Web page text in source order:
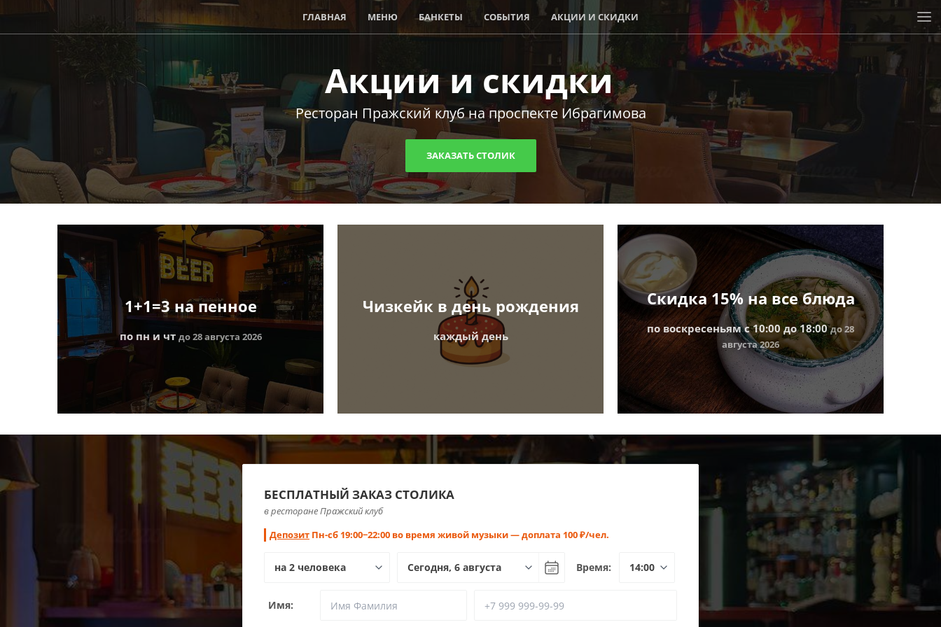
ГЛАВНАЯ МЕНЮ БАНКЕТЫ СОБЫТИЯ АКЦИИ И СКИДКИ
Акции и скидки
Ресторан Пражский клуб на проспекте Ибрагимова
ЗАКАЗАТЬ СТОЛИК
1+1=3 на пенное
по пн и чт до 28 августа 2026
Чизкейк в день рождения
каждый день
Скидка 15% на все блюда
по воскресеньям c 10:00 до 18:00до 28
августа 2026
БЕСПЛАТНЫЙ ЗАКАЗ СТОЛИКА
в ресторане Пражский клуб
Депозит Пн-сб 19:00−22:00 во время живой музыки — доплата 100 ₽/чел.
Время:
Имя: